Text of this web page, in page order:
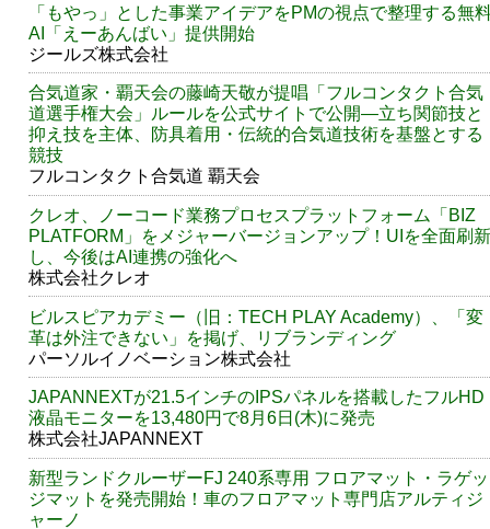
「もやっ」とした事業アイデアをPMの視点で整理する無
AI「えーあんばい」提供開始
ジールズ株式会社
合気道家・覇天会の藤崎天敬が提唱「フルコンタクト合気
道選手権大会」ルールを公式サイトで公開―立ち関節技と
抑え技を主体、防具着用・伝統的合気道技術を基盤とする
競技
フルコンタクト合気道 覇天会
クレオ、ノーコード業務プロセスプラットフォーム「BIZ
PLATFORM」をメジャーバージョンアップ！UIを全面刷新
し、今後はAI連携の強化へ
株式会社クレオ
ビルスピアカデミー（旧：TECH PLAY Academy）、「変
革は外注できない」を掲げ、リブランディング
パーソルイノベーション株式会社
JAPANNEXTが21.5インチのIPSパネルを搭載したフルHD
液晶モニターを13,480円で8月6日(木)に発売
株式会社JAPANNEXT
新型ランドクルーザーFJ 240系専用 フロアマット・ラゲッ
ジマットを発売開始！車のフロアマット専門店アルティジ
ャーノ